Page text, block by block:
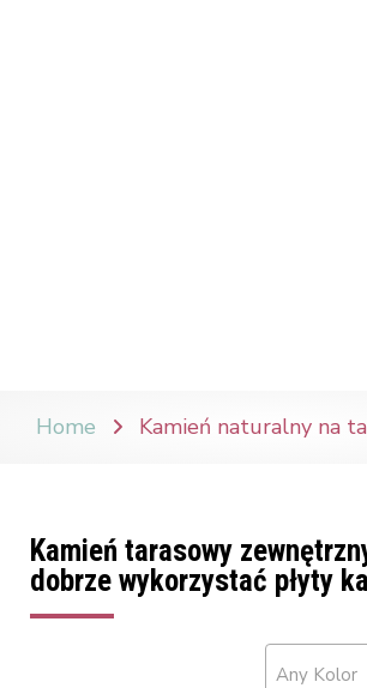
Home Kamień naturalny na
Kamień tarasowy
dobrze wykorzystać płyty
Any Kolor